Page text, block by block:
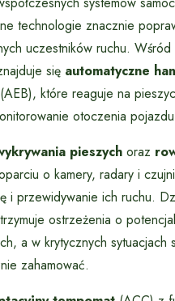
technologie znacznie
uczestników ruchu. Wśród
się automatyczne
(AEB), które reaguje na
otoczenia
pieszych oraz
o kamery, radary i
i przewidywanie ich ruchu.
ostrzeżenia o
a w krytycznych sytuacjach
zahamować.